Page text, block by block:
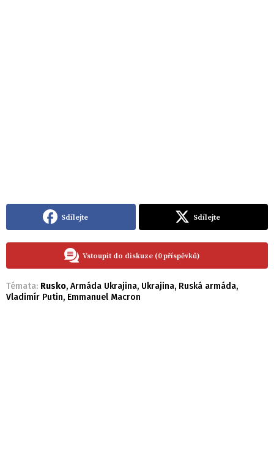
Sdílejte Sdílejte
Vstoupit do diskuze (0 příspěvků)
Témata: Rusko, Armáda Ukrajina, Ukrajina, Ruská armáda,
Vladimír Putin, Emmanuel Macron